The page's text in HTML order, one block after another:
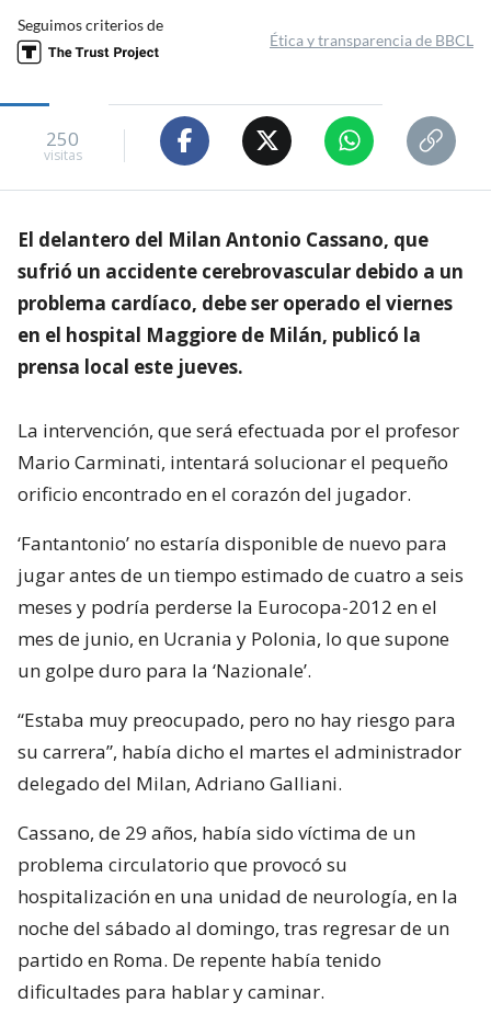
Seguimos criterios de
Ética y transparencia de BBCL
250
visitas
El delantero del Milan Antonio Cassano, que
sufrió un accidente cerebrovascular debido a un
problema cardíaco, debe ser operado el viernes
en el hospital Maggiore de Milán, publicó la
prensa local este jueves.
La intervención, que será efectuada por el profesor
Mario Carminati, intentará solucionar el pequeño
orificio encontrado en el corazón del jugador.
‘Fantantonio’ no estaría disponible de nuevo para
jugar antes de un tiempo estimado de cuatro a seis
meses y podría perderse la Eurocopa-2012 en el
mes de junio, en Ucrania y Polonia, lo que supone
un golpe duro para la ‘Nazionale’.
“Estaba muy preocupado, pero no hay riesgo para
su carrera”, había dicho el martes el administrador
delegado del Milan, Adriano Galliani.
Cassano, de 29 años, había sido víctima de un
problema circulatorio que provocó su
hospitalización en una unidad de neurología, en la
noche del sábado al domingo, tras regresar de un
partido en Roma. De repente había tenido
dificultades para hablar y caminar.